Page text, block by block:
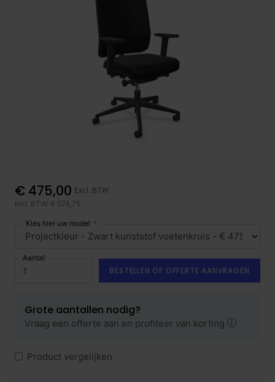
€ 475,00 Excl. BTW
Incl. BTW: € 574,75
Kies hier uw model
Aantal
BESTELLEN OF OFFERTE AANVRAGEN
Grote aantallen nodig?
Vraag een offerte aan en profiteer van korting
Product vergelijken